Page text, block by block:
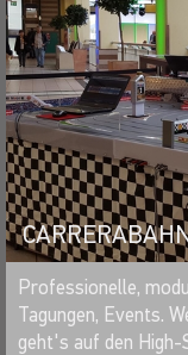
Professionelle,
Tagungen, Events.
geht's auf den High-